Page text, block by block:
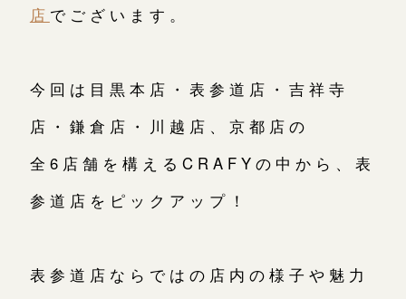
用語集
店 でございます。
今回は目黒本店・表参道店・吉祥寺
店・鎌倉店・川越店、京都店の
全6店舗を構えるCRAFYの中から、表
参道店をピックアップ！
表参道店ならではの店内の様子や魅力
大阪本店
京都店 来店ご予約
広島店 来店ご予約